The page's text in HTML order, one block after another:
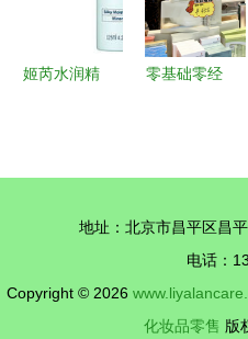
姬芮水润精
零基础零经
南
地址：北京市昌平区昌
电话：
Copyright © 2026
化妆品零售 版